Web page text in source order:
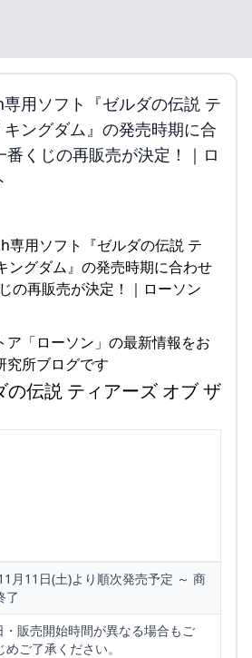
ティアキン
ティアキン 祠
ティアキン 武器
用ソフト『ゼルダの伝説 テ
ングダム』の発売時期に合
くじの再販売が決定！｜ロ
ア「ローソン」の最新情報をお
究所ブログです
の伝説 ティアーズ オブ ザ
月11日(土)より順次発売予定 ～ 商
了
販売開始時間が異なる場合もご
ご了承ください。